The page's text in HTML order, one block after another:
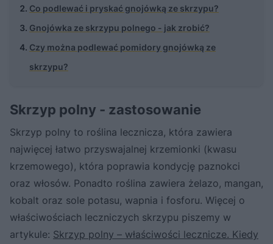
Co podlewać i pryskać gnojówką ze skrzypu?
Gnojówka ze skrzypu polnego - jak zrobić?
Czy można podlewać pomidory gnojówką ze
skrzypu?
Skrzyp polny - zastosowanie
Skrzyp polny to roślina lecznicza, która zawiera
najwięcej łatwo przyswajalnej krzemionki (kwasu
krzemowego), która poprawia kondycję paznokci
oraz włosów. Ponadto roślina zawiera żelazo, mangan,
kobalt oraz sole potasu, wapnia i fosforu. Więcej o
właściwościach leczniczych skrzypu piszemy w
artykule: Skrzyp polny – właściwości lecznicze. Kiedy